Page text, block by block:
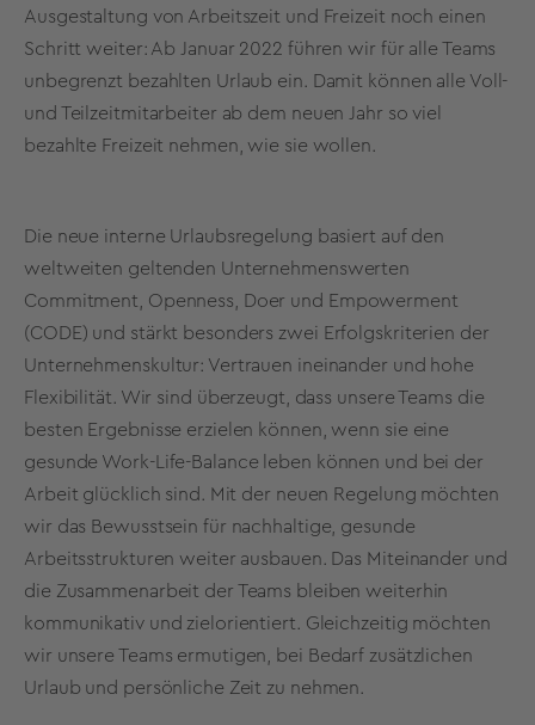
Ausgestaltung von Arbeitszeit und Freizeit noch einen
Schritt weiter: Ab Januar 2022 führen wir für alle Teams
unbegrenzt bezahlten Urlaub ein. Damit können alle Voll-
und Teilzeitmitarbeiter ab dem neuen Jahr so viel
bezahlte Freizeit nehmen, wie sie wollen.
Die neue interne Urlaubsregelung basiert auf den
weltweiten geltenden Unternehmenswerten
Commitment, Openness, Doer und Empowerment
(CODE) und stärkt besonders zwei Erfolgskriterien der
Unternehmenskultur: Vertrauen ineinander und hohe
Flexibilität. Wir sind überzeugt, dass unsere Teams die
besten Ergebnisse erzielen können, wenn sie eine
gesunde Work-Life-Balance leben können und bei der
Arbeit glücklich sind. Mit der neuen Regelung möchten
wir das Bewusstsein für nachhaltige, gesunde
Arbeitsstrukturen weiter ausbauen. Das Miteinander und
die Zusammenarbeit der Teams bleiben weiterhin
kommunikativ und zielorientiert. Gleichzeitig möchten
wir unsere Teams ermutigen, bei Bedarf zusätzlichen
Urlaub und persönliche Zeit zu nehmen.